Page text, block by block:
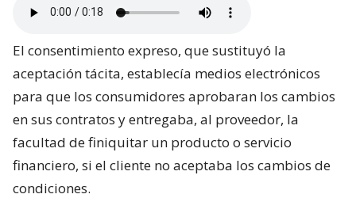
El consentimiento expreso, que sustituyó la
aceptación tácita, establecía medios electrónicos
para que los consumidores aprobaran los cambios
en sus contratos y entregaba, al proveedor, la
facultad de finiquitar un producto o servicio
financiero, si el cliente no aceptaba los cambios de
condiciones.